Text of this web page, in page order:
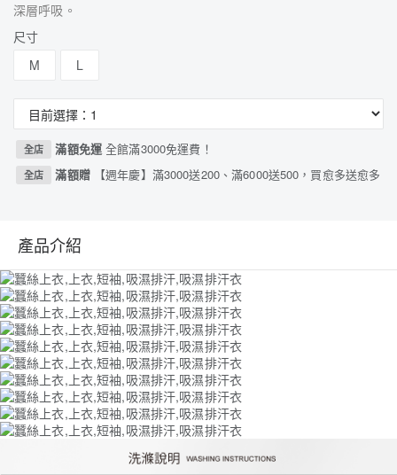
深層呼吸。
尺寸
M
L
全店 滿額免運全館滿3000免運費！
全店 滿額贈 【週年慶】滿3000送200、滿6000送500，買愈多送愈多
產品介紹